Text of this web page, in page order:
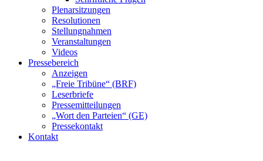
Plenarsitzungen
Resolutionen
Stellungnahmen
Veranstaltungen
Videos
Pressebereich
Anzeigen
„Freie Tribüne“ (BRF)
Leserbriefe
Pressemitteilungen
„Wort den Parteien“ (GE)
Pressekontakt
Kontakt